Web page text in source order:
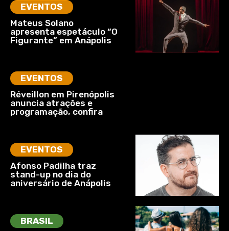
EVENTOS
Mateus Solano
apresenta espetáculo “O
Figurante” em Anápolis
EVENTOS
Réveillon em Pirenópolis
anuncia atrações e
programação, confira
EVENTOS
Afonso Padilha traz
stand-up no dia do
aniversário de Anápolis
BRASIL